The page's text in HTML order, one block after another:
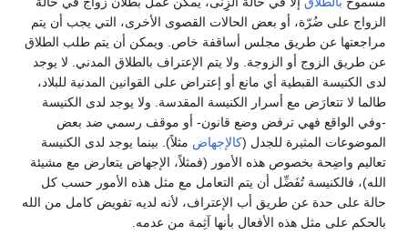
الزواج على ضُرّة، أو بعض الحالات القصوى الأخرى، التي يجب أن يتم
مراجعتها عن طريق مجلس أساقفة خاص. ويمكن أن يتم طلب الطلاق
عن طريق الزوج أو الزوجة. ولا يتم الإعتراف بالطلاق المدني. لا يوجد
لدى الكنيسة القبطية أي مانع أو إعتراض على القوانين المدنية للبلاد،
طالما لا تتعارَض مع أسرار الكنيسة المقدسة. ولا يوجد لدى الكنيسة
-وفي الواقع فهي ترفض وضع قانون- أو موقف رسمي ضد بعض
الموضوعات المثيرة للجدل (كالإجهاض مثلاً). بينما يوجد لدى الكنيسة
تعاليم واضِحة بخصوص هذه الأمور (فمثلاً، الإجهاض يتعارض مع مشيئة
الله)، فالكنيسة تُفَضِّل أن يتم التعامل مع مثل هذه الأمور حسب كل
حالة على حدة عن طريق أب الإعتراف، لأنه لديه تفويض كامل من الله
بالحكم على مثل هذه الأفعال بأنها آثِمة من عدمه.